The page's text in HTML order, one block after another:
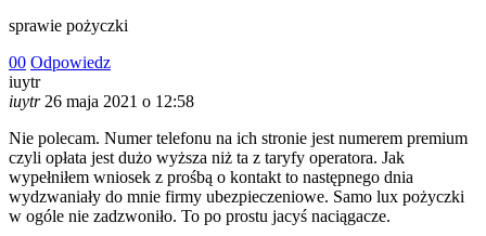
sprawie pożyczki
00 Odpowiedz
iuytr
iuytr 26 maja 2021 o 12:58
Nie polecam. Numer telefonu na ich stronie jest numerem premium
czyli opłata jest dużo wyższa niż ta z taryfy operatora. Jak
wypełniłem wniosek z prośbą o kontakt to następnego dnia
wydzwaniały do mnie firmy ubezpieczeniowe. Samo lux pożyczki
w ogóle nie zadzwoniło. To po prostu jacyś naciągacze.